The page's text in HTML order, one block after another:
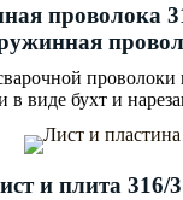
проволока
в виде бухт и
и плита 316/